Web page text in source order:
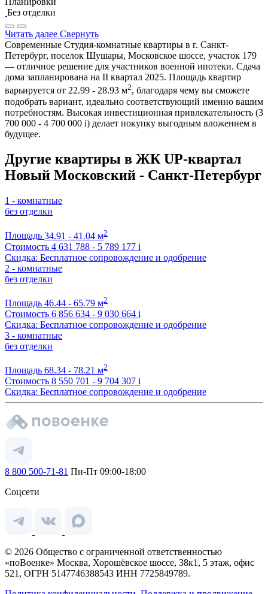
Без отделки
Читать далее Свернуть
Современные Студия-комнатные квартиры в г. Санкт-
Петербург, поселок Шушары, Московское шоссе, участок 179
— отличное решение для участников военной ипотеки. Сдача
дома запланирована на II квартал 2025. Площадь квартир
варьируется от 22.99 - 28.93 м2, благодаря чему вы сможете
подобрать вариант, идеально соответствующий именно вашим
потребностям. Высокая инвестиционная привлекательность (3
700 000 - 4 700 000 i) делает покупку выгодным вложением в
будущее.
Другие квартиры в ЖК UP-квартал
Новый Московский - Санкт-Петербург
1 - комнатные
без отделки
Площадь 34.91 - 41.04 м2
Стоимость 4 631 788 - 5 789 177 i
Скидка: Бесплатное сопровождение и одобрение
2 - комнатные
без отделки
Площадь 46.44 - 65.79 м2
Стоимость 6 856 634 - 9 030 664 i
Скидка: Бесплатное сопровождение и одобрение
3 - комнатные
без отделки
Площадь 68.34 - 78.21 м2
Стоимость 8 550 701 - 9 704 307 i
Скидка: Бесплатное сопровождение и одобрение
8 800 500-71-81 Пн-Пт 09:00-18:00
Соцсети
© 2026 Общество с ограниченной ответственностью
«поВоенке» Москва, Хорошёвское шоссе, 38к1, 5 этаж, офис
521, ОГРН 5147746388543 ИНН 7725849789.